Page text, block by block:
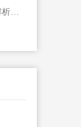
化工厂尿素塔拆除方案全流程解析，安全环保是核心